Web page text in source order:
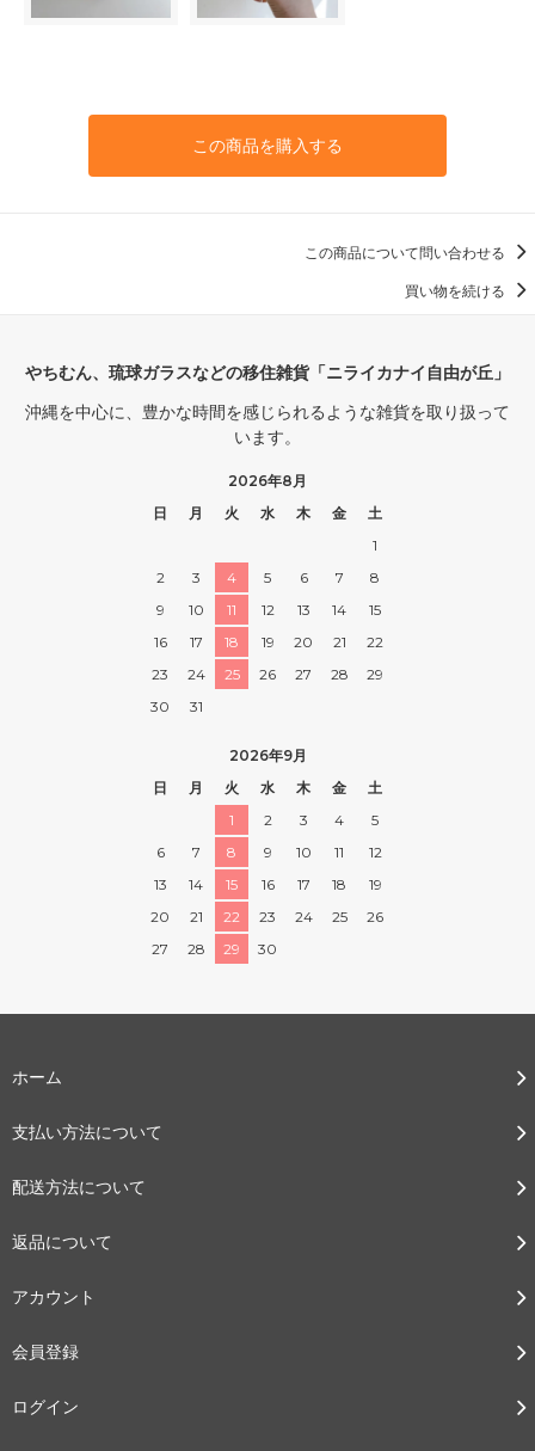
この商品を購入する
この商品について問い合わせる
買い物を続ける
やちむん、琉球ガラスなどの移住雑貨「ニライカナイ自由が丘」
沖縄を中心に、豊かな時間を感じられるような雑貨を取り扱って
います。
2026年8月
日
月 火 水 木 金
土
1
2
3 4 5 6 7
8
9
10 11 12 13 14
15
16
17 18 19 20 21
22
23
24 25 26 27 28
29
30
31
2026年9月
日
月 火 水 木 金
土
1
2 3 4
5
6
7 8 9 10 11
12
13
14 15 16 17 18
19
20
21 22 23 24 25
26
27
28 29 30
ホーム
支払い方法について
配送方法について
返品について
アカウント
会員登録
ログイン